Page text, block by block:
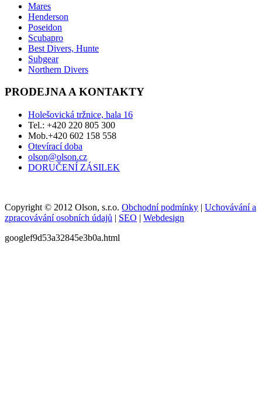
Mares
Henderson
Poseidon
Scubapro
Best Divers, Hunte
Subgear
Northern Divers
PRODEJNA A KONTAKTY
Holešovická tržnice, hala 16
Tel.: +420 220 805 300
Mob.+420 602 158 558
Otevírací doba
olson@olson.cz
DORUČENÍ ZÁSILEK
Copyright © 2012 Olson, s.r.o. Obchodní podmínky | Uchovávání a
zpracovávání osobních údajů | SEO | Webdesign
googlef9d53a32845e3b0a.html